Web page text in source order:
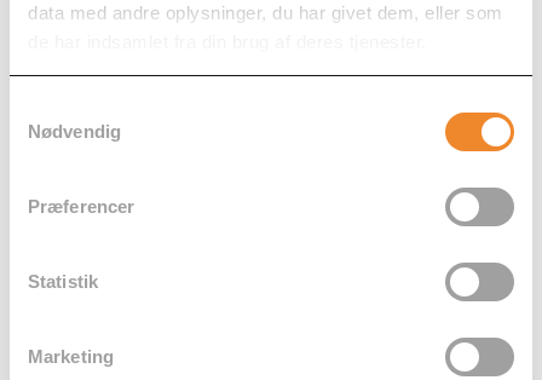
data med andre oplysninger, du har givet dem, eller som
Nødvendig
Præferencer
Statistik
Marketing
Leveringstid
Vejledninger